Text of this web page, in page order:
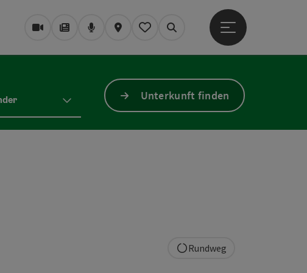
WebcamsMagazin/Blog
PodcastKarteMein Merkzettel
Suchen
Hauptmenü öffnen
Unterkunft finden
Rundweg